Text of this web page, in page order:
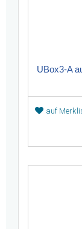
UBox3-A
auf